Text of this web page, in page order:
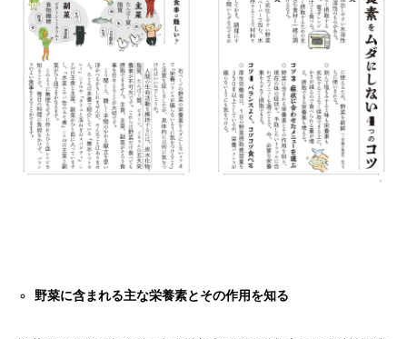
野菜に含まれる主な栄養素とその作用を知る